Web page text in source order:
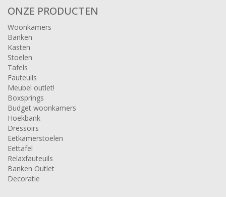
ONZE PRODUCTEN
Woonkamers
Banken
Kasten
Stoelen
Tafels
Fauteuils
Meubel outlet!
Boxsprings
Budget woonkamers
Hoekbank
Dressoirs
Eetkamerstoelen
Eettafel
Relaxfauteuils
Banken Outlet
Decoratie